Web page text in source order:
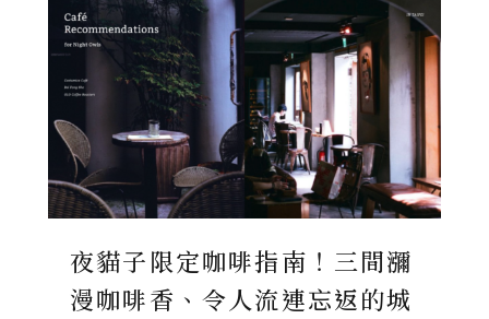
夜貓子限定咖啡指南！三間瀰
漫咖啡香、令人流連忘返的城